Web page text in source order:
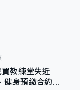
教練堂失近
身預繳合約擬